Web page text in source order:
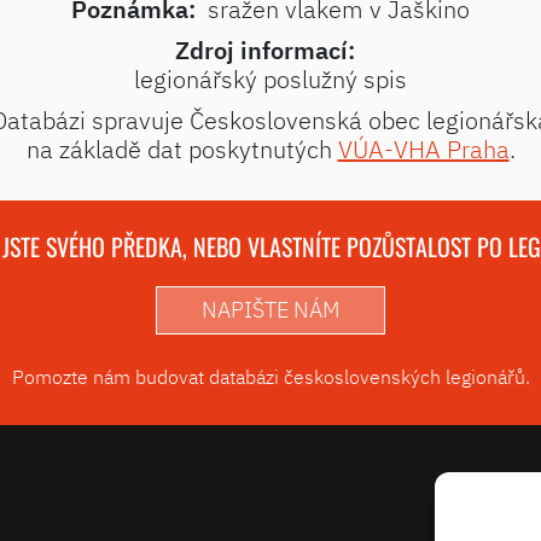
Poznámka: sražen vlakem v Jaškino
Zdroj informací:
legionářský poslužný spis
spravuje Československá obec
na základě dat poskytnutých VÚA-VHA Praha.
SVÉHO PŘEDKA, NEBO VLASTNÍTE POZŮSTALOST PO
NAPIŠTE NÁM
Pomozte nám budovat databázi československých legionářů.